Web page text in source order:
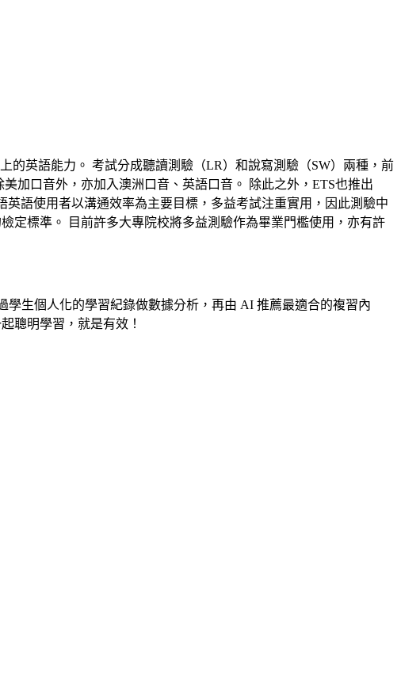
的英語能力。 考試分成聽讀測驗（LR）和說寫測驗（SW）兩種，前
加口音外，亦加入澳洲口音、英語口音。 除此之外，ETS也推出
英語使用者以溝通效率為主要目標，多益考試注重實用，因此測驗中
定標準。 目前許多大專院校將多益測驗作為畢業門檻使用，亦有許
生個人化的學習紀錄做數據分析，再由 AI 推薦最適合的複習內
聰明學習，就是有效！